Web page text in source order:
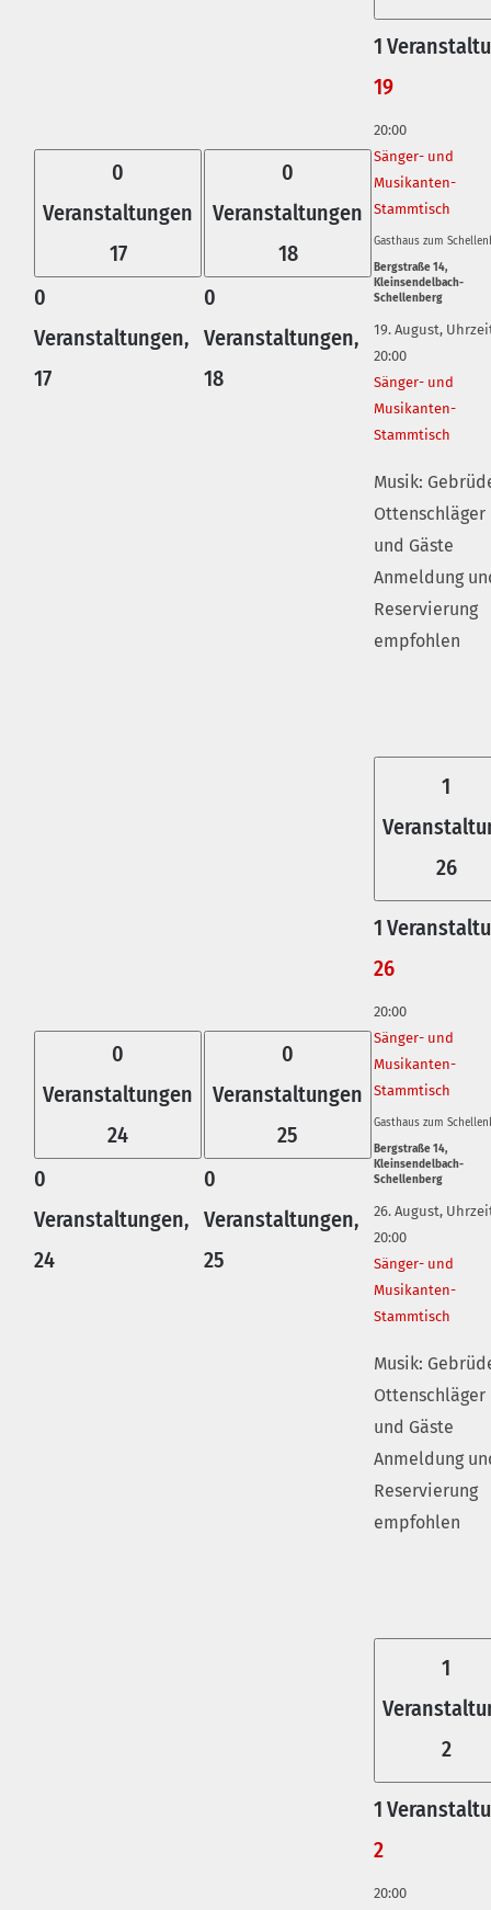
0
Veranstaltungen
17
0
Veranstaltungen,
17
0
Veranstaltungen
18
0
Veranstaltungen,
18
1
19
20:00
Sänger- und
Musikanten-
Stammtisch
Gasthaus zum
Bergstraße 14,
Kleinsendelbach-
Schellenberg
19. August,
20:00
Sänger- und
Musikanten-
Stammtisch
Musik:
Ottenschläger
und Gäste
Anmeldung
Reservierung
empfohlen
0
Veranstaltungen
24
0
Veranstaltungen,
24
0
Veranstaltungen
25
0
Veranstaltungen,
25
1
26
1
26
20:00
Sänger- und
Musikanten-
Stammtisch
Gasthaus zum
Bergstraße 14,
Kleinsendelbach-
Schellenberg
26. August,
20:00
Sänger- und
Musikanten-
Stammtisch
Musik:
Ottenschläger
und Gäste
Anmeldung
Reservierung
empfohlen
1
2
1
2
20:00